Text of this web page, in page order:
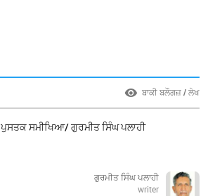
ਬਾਕੀ ਬਲੌਗਜ਼ / ਲੇਖ
ਪੁਸਤਕ ਸਮੀਖਿਆ/ ਗੁਰਮੀਤ ਸਿੰਘ ਪਲਾਹੀ
ਗੁਰਮੀਤ ਸਿੰਘ ਪਲਾਹੀ
writer